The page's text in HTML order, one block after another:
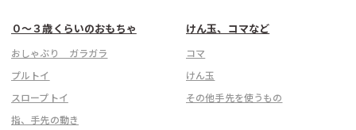
０〜３歳くらいのおもちゃ
おしゃぶり ガラガラ
プルトイ
スロープトイ
指、手先の動き
けん玉、コマなど
コマ
けん玉
その他手先を使うもの